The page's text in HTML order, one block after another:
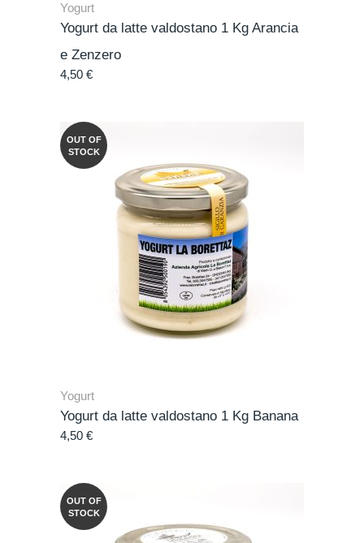
Yogurt
Yogurt da latte valdostano 1 Kg Arancia
e Zenzero
4,50 €
OUT OF
STOCK
Yogurt
Yogurt da latte valdostano 1 Kg Banana
4,50 €
OUT OF
STOCK